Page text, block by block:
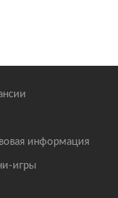
информация
игры